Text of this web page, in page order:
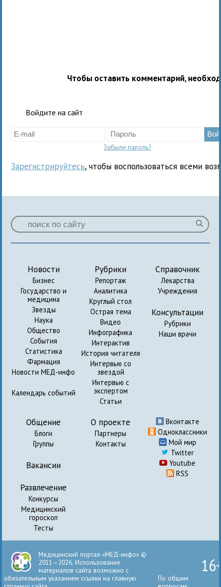
Чтобы оставить комментарий,
Войдите на сайт
Забыли пароль?
Зарегистрируйтесь, чтобы воспользоваться всеми
Новости
Бизнес
Государство и
медицина
Звезды
Наука
Общество
События
Статистика
Фармация
Новости МЕД-инфо
Календарь событий
Рубрики
Репортаж
Аналитика
Круглый стол
Острая тема
Видео
Инфографика
Интерактив
История читателя
Интервью со
звездой
Интервью с
экспертом
Статьи
Справочник
Лекарства
Учреждения
Консультации
Рубрики
Наши врачи
Общение
Блоги
Группы
Вакансии
Развлечение
Конкурсы
Медицинский
гороскоп
Тесты
О проекте
Партнеры
Контакты
Вконтакте
Одноклассники
Мой мир
Twitter
Youtube
RSS
Медицинский портал «МЕД-инфо» ©
2011—2026. Использование
материалов сайта возможно с
обязательным указанием ссылки на главную
По общим